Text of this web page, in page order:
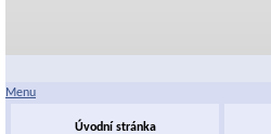
Menu
Úvodní stránka